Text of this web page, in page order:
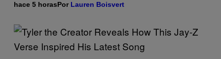
hace 5 horasPor Lauren Boisvert